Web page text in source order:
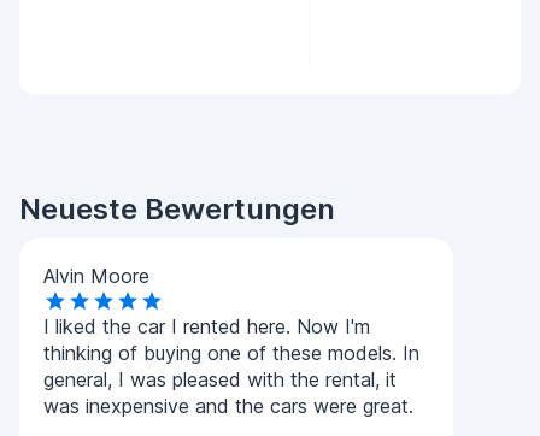
Neueste Bewertungen
Alvin Moore
I liked the car I rented here. Now I'm
thinking of buying one of these models. In
general, I was pleased with the rental, it
was inexpensive and the cars were great.